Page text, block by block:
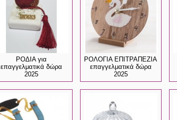
ΡΟΔΙΑ για
επαγγελματικά δώρα
2025
ΡΟΛΟΓΙΑ ΕΠΙΤΡΑΠΕΖΙΑ
επαγγελματικά δώρα
2025